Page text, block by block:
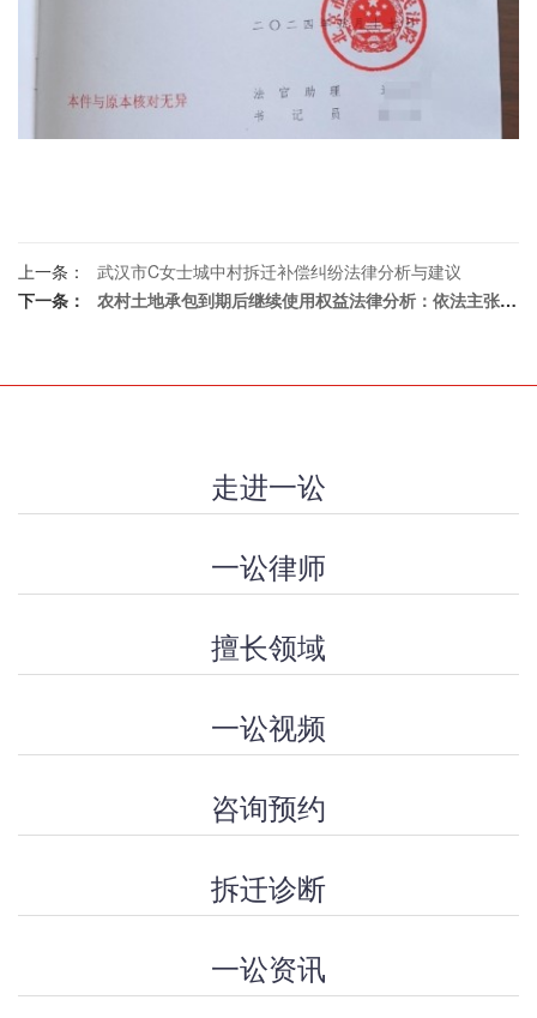
上一条：
武汉市C女士城中村拆迁补偿纠纷法律分析与建议
下一条：
农村土地承包到期后继续使用权益法律分析：依法主张优先权利，合规争取延续承包
走进一讼
一讼律师
擅长领域
一讼视频
咨询预约
拆迁诊断
一讼资讯